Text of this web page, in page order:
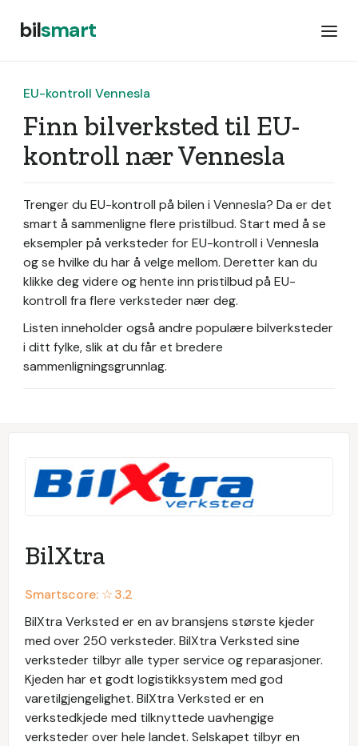
bilsmart
EU-kontroll Vennesla
Finn bilverksted til EU-
kontroll nær Vennesla
Trenger du EU-kontroll på bilen i Vennesla? Da er det
smart å sammenligne flere pristilbud. Start med å se
eksempler på verksteder for EU-kontroll i Vennesla
og se hvilke du har å velge mellom. Deretter kan du
klikke deg videre og hente inn pristilbud på EU-
kontroll fra flere verksteder nær deg.
Listen inneholder også andre populære bilverksteder
i ditt fylke, slik at du får et bredere
sammenligningsgrunnlag.
BilXtra
Smartscore: ☆3.2
BilXtra Verksted er en av bransjens største kjeder
med over 250 verksteder. BilXtra Verksted sine
verksteder tilbyr alle typer service og reparasjoner.
Kjeden har et godt logistikksystem med god
varetilgjengelighet. BilXtra Verksted er en
verkstedkjede med tilknyttede uavhengige
verksteder over hele landet. Selskapet tilbyr en